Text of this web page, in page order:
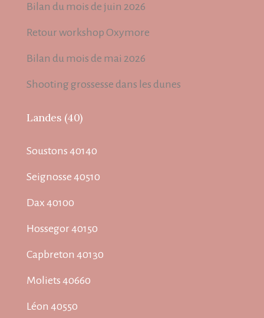
Bilan du mois de juin 2026
Retour workshop Oxymore
Bilan du mois de mai 2026
Shooting grossesse dans les dunes
Landes (40)
Soustons 40140
Seignosse 40510
Dax 40100
Hossegor 40150
Capbreton 40130
Moliets 40660
Léon 40550